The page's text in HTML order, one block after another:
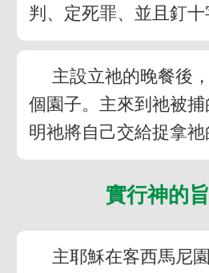
判、定死罪、並且釘十
主設立祂的晚餐後
個園子。主來到祂被
明祂將自己交給捉拿祂
實行神的
主耶穌在客西馬尼